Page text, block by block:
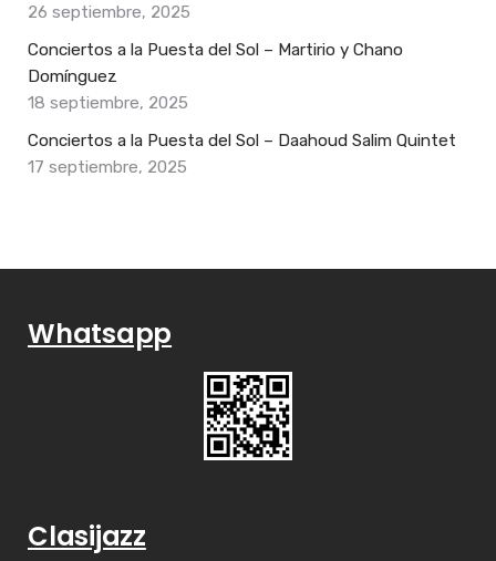
26 septiembre, 2025
Conciertos a la Puesta del Sol – Martirio y Chano
Domínguez
18 septiembre, 2025
Conciertos a la Puesta del Sol – Daahoud Salim Quintet
17 septiembre, 2025
Whatsapp
Clasijazz